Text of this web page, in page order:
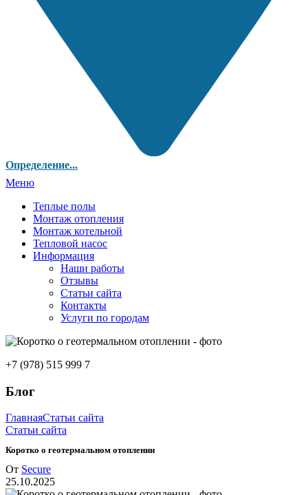
Определение...
Меню
Теплые полы
Монтаж отопления
Монтаж котельной
Тепловой насос
Информация
Наши работы
Отзывы
Статьи сайта
Контакты
Услуги по городам
+7 (978) 515 999 7
Блог
ГлавнаяСтатьи сайта
Статьи сайта
Коротко о геотермальном отоплении
От Secure
25.10.2025